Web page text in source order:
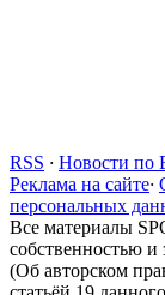
RSS · Новости по
Реклама на сайте·
персональных
Все материалы
собственностью
(Об авторском